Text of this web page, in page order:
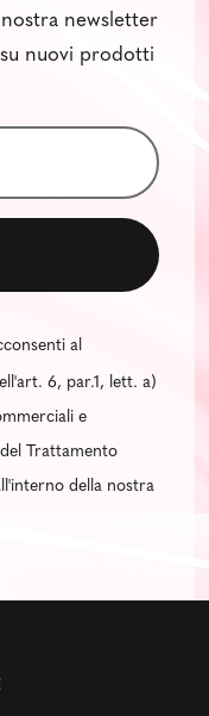
newsletter
nuovi prodotti
al
6, par.1, lett. a)
e
Trattamento
della nostra